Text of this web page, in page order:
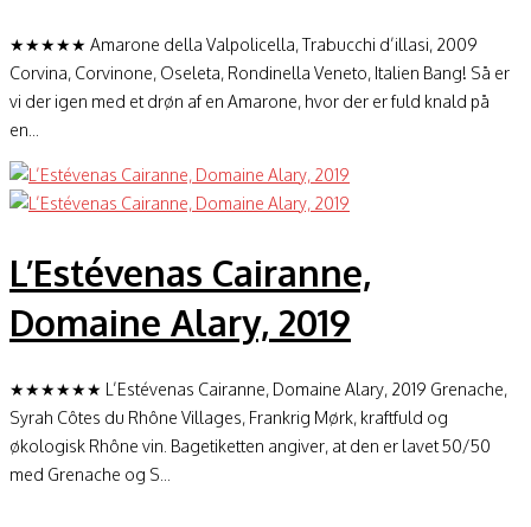
★★★★★ Amarone della Valpolicella, Trabucchi d’illasi, 2009
Corvina, Corvinone, Oseleta, Rondinella Veneto, Italien Bang! Så er
vi der igen med et drøn af en Amarone, hvor der er fuld knald på
en...
L’Estévenas Cairanne,
Domaine Alary, 2019
★★★★★★ L’Estévenas Cairanne, Domaine Alary, 2019 Grenache,
Syrah Côtes du Rhône Villages, Frankrig Mørk, kraftfuld og
økologisk Rhône vin. Bagetiketten angiver, at den er lavet 50/50
med Grenache og S...